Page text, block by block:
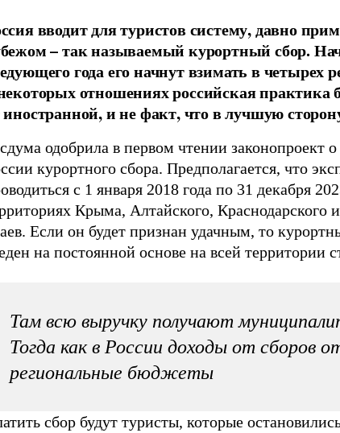
вводит для туристов систему, давно
– так называемый курортный сбор.
года его начнут взимать в четырех
отношениях российская практика
иностранной, и не факт, что в лучшую
одобрила в первом чтении законопроект
курортного сбора. Предполагается, что
с 1 января 2018 года по 31 декабря
Крыма, Алтайского, Краснодарского
Если он будет признан удачным, то
на постоянной основе на всей территории
Там всю выручку получают
Тогда как в России доходы от сборов
региональные бюджеты
сбор будут туристы, которые